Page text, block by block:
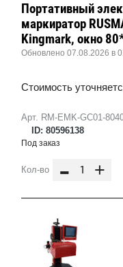
Арт. RM-EMK-GC01-
ID: 80596138
Портативный
маркиратор
Kingmark, окно
Обновлено 07.08.2026 в
Стоимость
Под заказ
Кол-во - +